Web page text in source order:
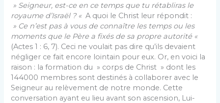
» Seigneur, est-ce en ce temps que tu rétabliras le
royaume d’Israël ? « A quoi le Christ leur répondit :
» Ce n’est pas à vous de connaître les temps ou les
moments que le Père a fixés de sa propre autorité «
(Actes 1 : 6, 7). Ceci ne voulait pas dire qu’ils devaient
négliger ce fait encore lointain pour eux. Or, en voici la
raison : la formation du » corps de Christ » dont les
144000 membres sont destinés à collaborer avec le
Seigneur au relèvement de notre monde. Cette
conversation ayant eu lieu avant son ascension, Lui-